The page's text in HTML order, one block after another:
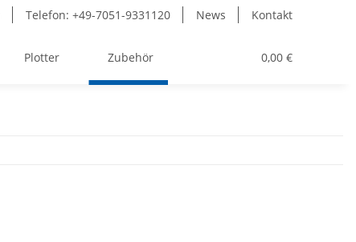
Telefon: +49-7051-9331120 News Kontakt
0,00 €
Plotter Zubehör